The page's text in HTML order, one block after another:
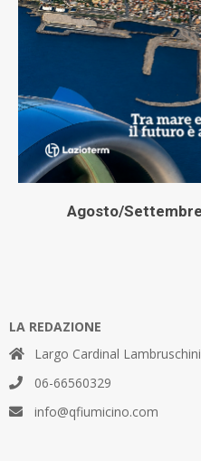
Agosto/
LA REDAZIONE
Largo Cardinal
06-66560329
info@qfiumicino.com